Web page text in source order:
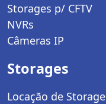
Storages p/ CFTV
NVRs
Câmeras IP
Storages
Locação de Storage